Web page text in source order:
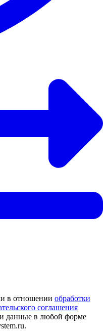
в отношении обработки
соглашения
данные в любой форме